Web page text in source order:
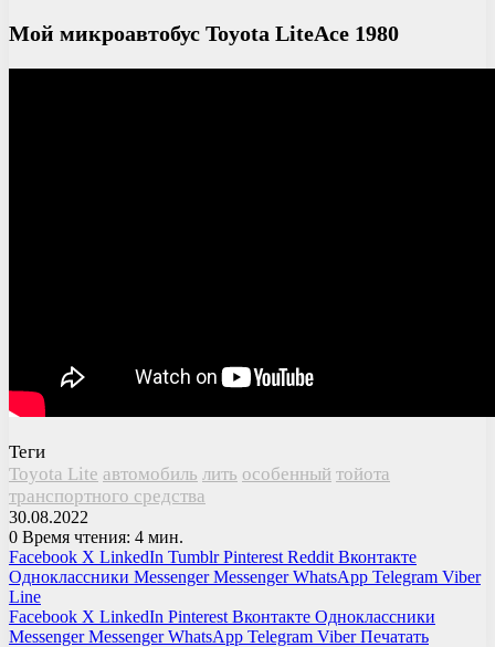
Мой микроавтобус Toyota LiteAce 1980
Теги
Toyota Lite автомобиль лить особенный тойота
транспортного средства
30.08.2022
0 Время чтения: 4 мин.
Facebook X LinkedIn Tumblr Pinterest Reddit Вконтакте
Одноклассники Messenger Messenger WhatsApp Telegram Viber
Line
Facebook X LinkedIn Pinterest Вконтакте Одноклассники
Messenger Messenger WhatsApp Telegram Viber Печатать